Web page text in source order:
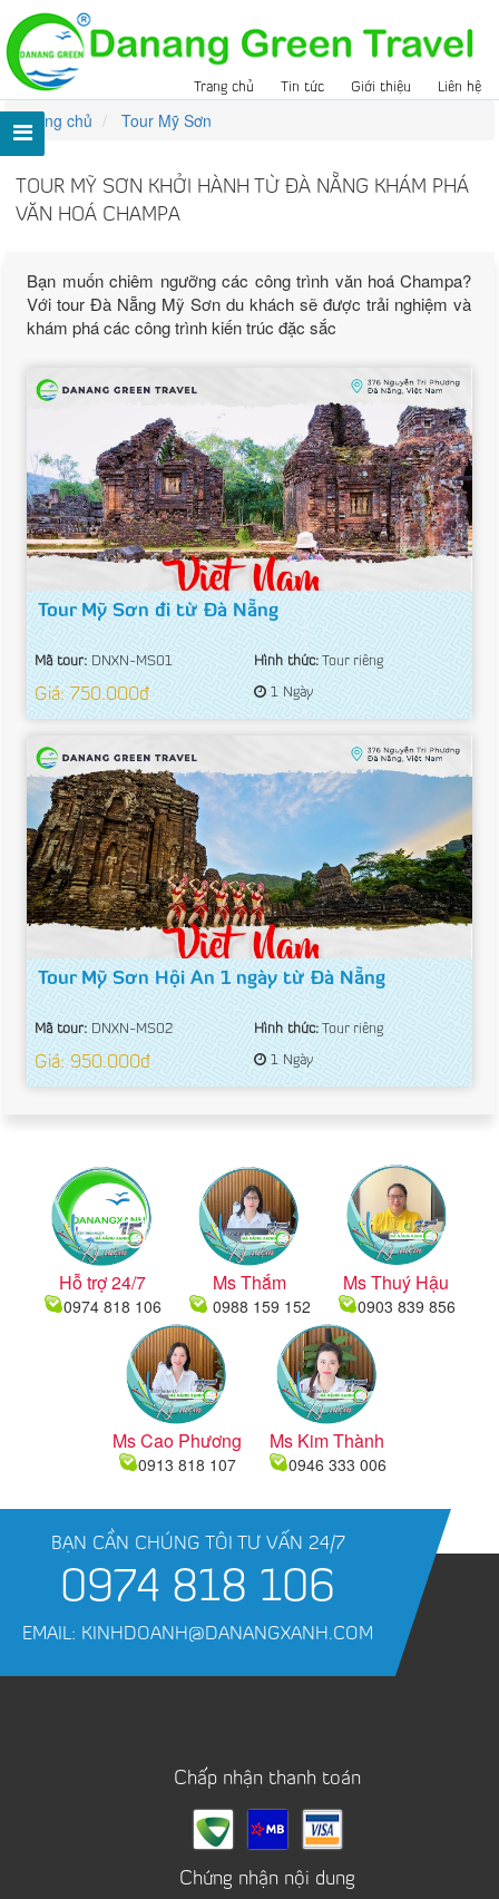
Trang chủ Tin tức Giới thiệu Liên hệ
Trang chủ Tour Mỹ Sơn
TOUR MỸ SƠN KHỞI HÀNH TỪ ĐÀ NẴNG KHÁM PHÁ
VĂN HOÁ CHAMPA
Bạn muốn chiêm ngưỡng các công trình văn hoá Champa?
Với tour Đà Nẵng Mỹ Sơn du khách sẽ được trải nghiệm và
khám phá các công trình kiến trúc đặc sắc
Tour Mỹ Sơn đi từ Đà Nẵng
Mã tour:DNXN-MS01 Hình thức:Tour riêng
Giá: 750.000đ 1 Ngày
Tour Mỹ Sơn Hội An 1 ngày từ Đà Nẵng
Mã tour:DNXN-MS02 Hình thức:Tour riêng
Giá: 950.000đ 1 Ngày
Hỗ trợ 24/7
0974 818 106
Ms Thắm
0988 159 152
Ms Thuý Hậu
0903 839 856
Ms Cao Phương
0913 818 107
Ms Kim Thành
0946 333 006
BẠN CẦN CHÚNG TÔI TƯ VẤN 24/7
0974 818 106
EMAIL: KINHDOANH@DANANGXANH.COM
Chấp nhận thanh toán
Chứng nhận nội dung